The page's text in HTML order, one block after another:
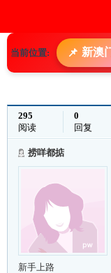
当前位置: 📌 新澳
295
阅读
0
回复
捞咩都掂
新手上路